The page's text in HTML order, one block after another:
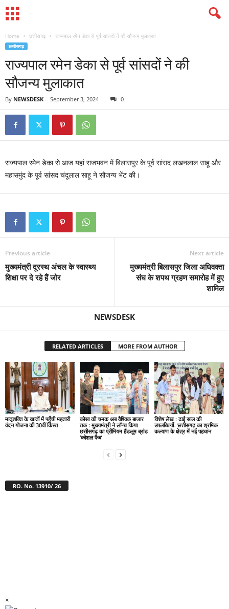
Home छत्तीसगढ़ राज्यपाल रमेन डेका से पूर्व सांसदों ने की सौजन्य मुलाकात
छत्तीसगढ़
राज्यपाल रमेन डेका से पूर्व सांसदों ने की
सौजन्य मुलाकात
By NEWSDESK - September 3, 2024 0
राज्यपाल रमेन डेका से आज यहां राजभवन में बिलासपुर के पूर्व सांसद लखनलाल साहू और
महासमुंद के पूर्व सांसद चंदूलाल साहू ने सौजन्य भेंट की।
Previous article
मुख्यमंत्री दूरस्थ अंचल के स्वास्थ्य
शिक्षा पर दे रहे हैं जोर
Next article
मुख्यमंत्री बिलासपुर जिला अधिवक्ता
संघ के शपथ ग्रहण समारोह में हुए
शामिल
NEWSDESK
RELATED ARTICLES MORE FROM AUTHOR
मातृशक्ति के खातों में पहुँची महतारी
वंदन योजना की 30वीं किस्त
कोसा की चमक अब वैश्विक बाजार
तक : मुख्यमंत्री ने लॉन्च किया
छत्तीसगढ़ का प्रीमियम हैंडलूम ब्रांड
‘कोशल फैब’
विशेष लेख : ढाई साल की
उपलब्धियाँ- छत्तीसगढ़ का श्रमिक
कल्याण के क्षेत्र में नई पहचान
RO. No. 13910/ 26
×